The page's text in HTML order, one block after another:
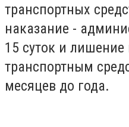
транспортных
наказание -
15 суток и
транспортным
месяцев до года.